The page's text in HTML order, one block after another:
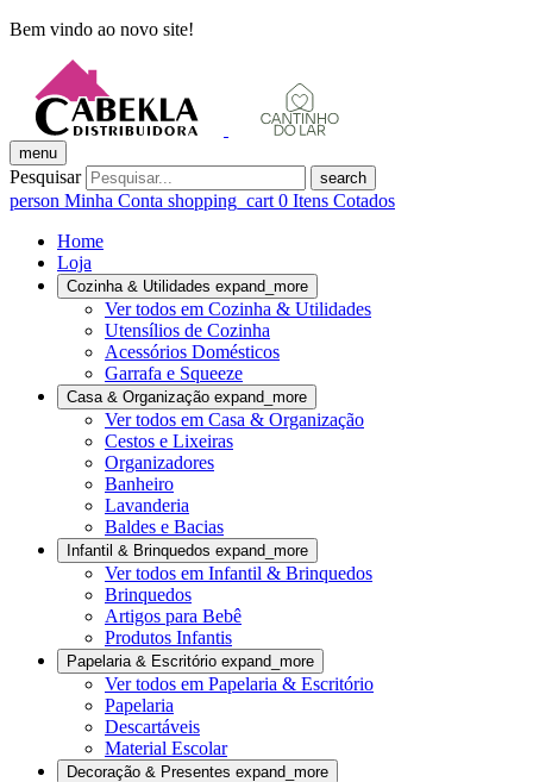
Bem vindo ao novo site!
menu
Pesquisar search
person Minha Conta shopping_cart 0 Itens Cotados
Home
Loja
Cozinha & Utilidades expand_more
Ver todos em Cozinha & Utilidades
Utensílios de Cozinha
Acessórios Domésticos
Garrafa e Squeeze
Casa & Organização expand_more
Ver todos em Casa & Organização
Cestos e Lixeiras
Organizadores
Banheiro
Lavanderia
Baldes e Bacias
Infantil & Brinquedos expand_more
Ver todos em Infantil & Brinquedos
Brinquedos
Artigos para Bebê
Produtos Infantis
Papelaria & Escritório expand_more
Ver todos em Papelaria & Escritório
Papelaria
Descartáveis
Material Escolar
Decoração & Presentes expand_more